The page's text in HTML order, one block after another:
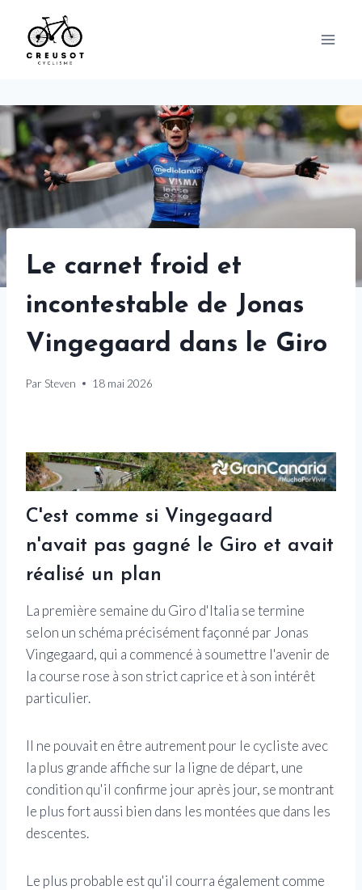
content
Le carnet froid et
incontestable de Jonas
Vingegaard dans le Giro
Par Steven 18 mai 2026
C'est comme si Vingegaard
n'avait pas gagné le Giro et avait
réalisé un plan
La première semaine du Giro d'Italia se termine
selon un schéma précisément façonné par Jonas
Vingegaard, qui a commencé à soumettre l'avenir de
la course rose à son strict caprice et à son intérêt
particulier.
Il ne pouvait en être autrement pour le cycliste avec
la plus grande affiche sur la ligne de départ, une
condition qu'il confirme jour après jour, se montrant
le plus fort aussi bien dans les montées que dans les
descentes.
Le plus probable est qu'il courra également comme